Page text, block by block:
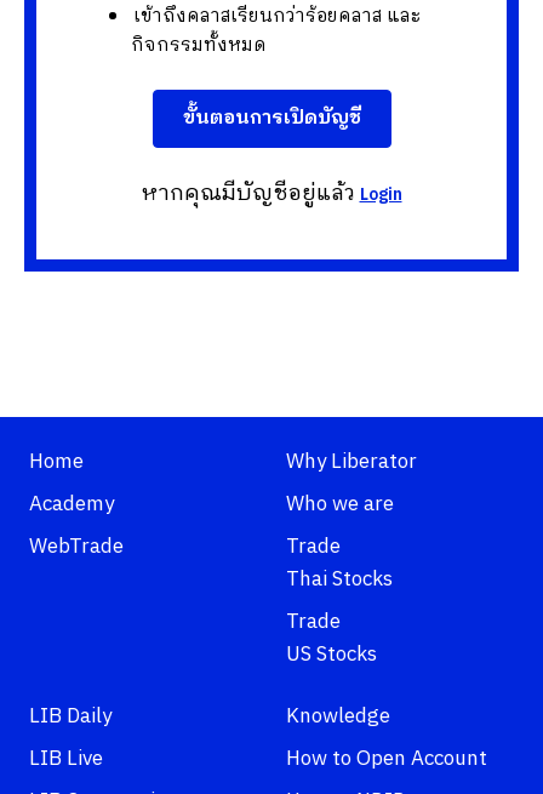
เข้าถึงคลาสเรียนกว่าร้อยคลาส และ
กิจกรรมทั้งหมด
ขั้นตอนการเปิดบัญชี
หากคุณมีบัญชีอยู่แล้วLogin
Home
Academy
WebTrade
Why Liberator
Who we are
Trade
Thai Stocks
Trade
US Stocks
LIB Daily
LIB Live
Knowledge
How to Open Account